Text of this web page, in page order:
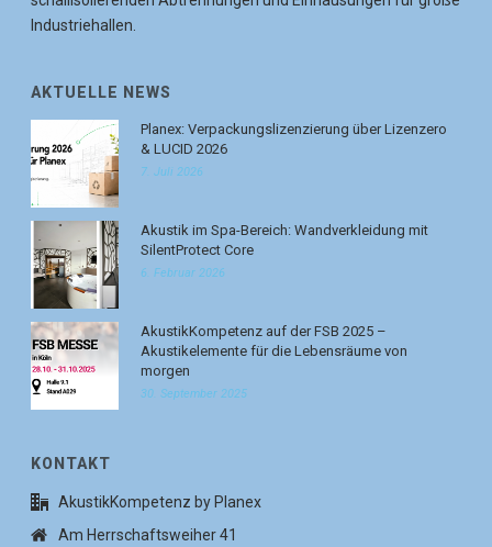
Industriehallen.
AKTUELLE NEWS
Planex: Verpackungslizenzierung über Lizenzero
& LUCID 2026
7. Juli 2026
Akustik im Spa-Bereich: Wandverkleidung mit
SilentProtect Core
6. Februar 2026
AkustikKompetenz auf der FSB 2025 –
Akustikelemente für die Lebensräume von
morgen
30. September 2025
KONTAKT
AkustikKompetenz by Planex
Am Herrschaftsweiher 41